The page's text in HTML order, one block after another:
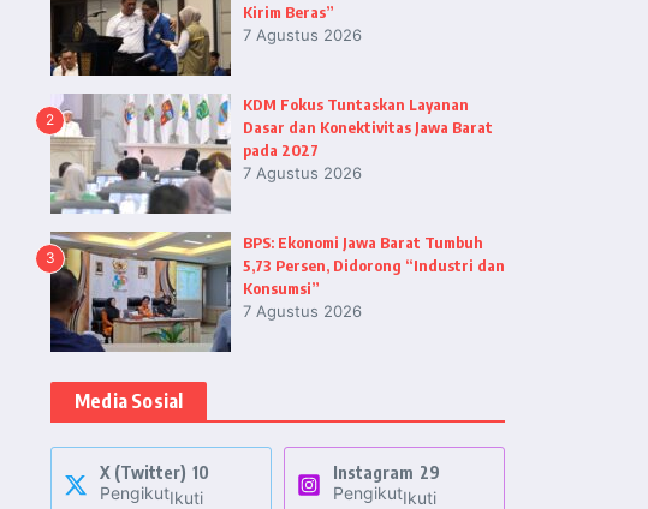
Kirim Beras”
7 Agustus 2026
2
KDM Fokus Tuntaskan Layanan
Dasar dan Konektivitas Jawa Barat
pada 2027
7 Agustus 2026
3
BPS: Ekonomi Jawa Barat Tumbuh
5,73 Persen, Didorong “Industri dan
Konsumsi”
7 Agustus 2026
Media Sosial
X (Twitter) 10
PengikutIkuti
Instagram 29
PengikutIkuti